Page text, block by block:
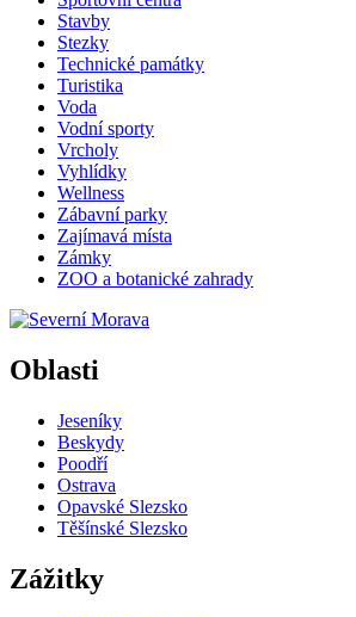
Stavby
Stezky
Technické památky
Turistika
Voda
Vodní sporty
Vrcholy
Vyhlídky
Wellness
Zábavní parky
Zajímavá místa
Zámky
ZOO a botanické zahrady
Oblasti
Jeseníky
Beskydy
Poodří
Ostrava
Opavské Slezsko
Těšínské Slezsko
Zážitky